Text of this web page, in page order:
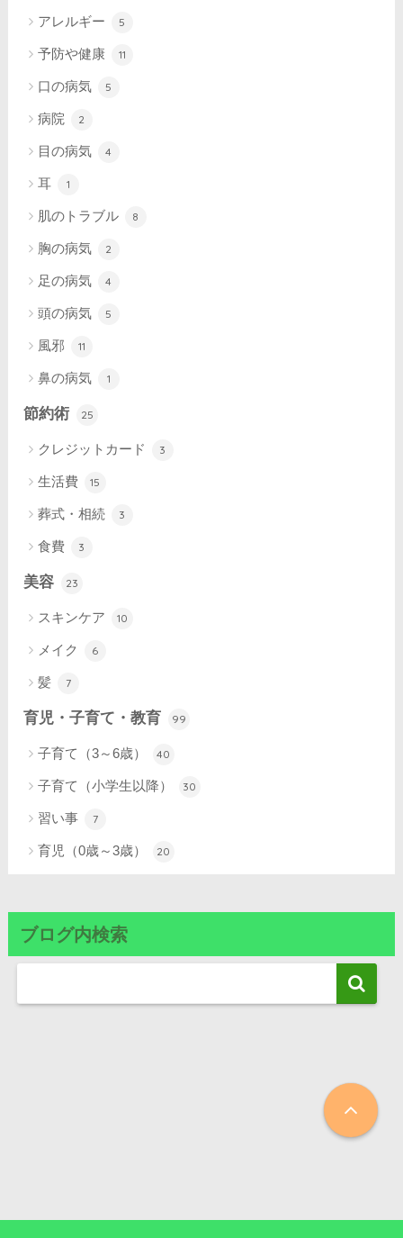
アレルギー 5
予防や健康 11
口の病気 5
病院 2
目の病気 4
耳 1
肌のトラブル 8
胸の病気 2
足の病気 4
頭の病気 5
風邪 11
鼻の病気 1
節約術 25
クレジットカード 3
生活費 15
葬式・相続 3
食費 3
美容 23
スキンケア 10
メイク 6
髪 7
育児・子育て・教育 99
子育て（3～6歳） 40
子育て（小学生以降） 30
習い事 7
育児（0歳～3歳） 20
ブログ内検索